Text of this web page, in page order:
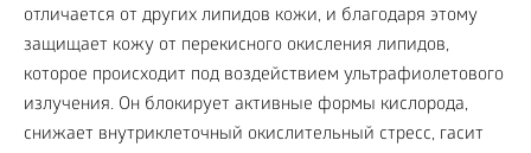
отличается от других липидов кожи, и благодаря этому
защищает кожу от перекисного окисления липидов,
которое происходит под воздействием ультрафиолетового
излучения. Он блокирует активные формы кислорода,
снижает внутриклеточный окислительный стресс, гасит